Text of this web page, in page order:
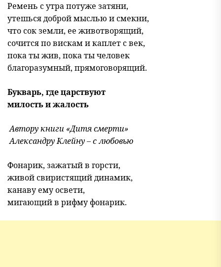
Ремень с утра потуже затяни,
утешься доброй мыслью и смекни,
что сок земли, ее животворящий,
сочится по вискам и каплет с век,
пока ты жив, пока ты человек
благоразумный, прямоговорящий.
Букварь, где царствуют
милость и жалость
Автору книги «Дитя смерти»
Александру Клейну – с любовью
Фонарик, зажатый в горсти,
живой свиристящий динамик,
канаву ему освети,
мигающий в рифму фонарик.